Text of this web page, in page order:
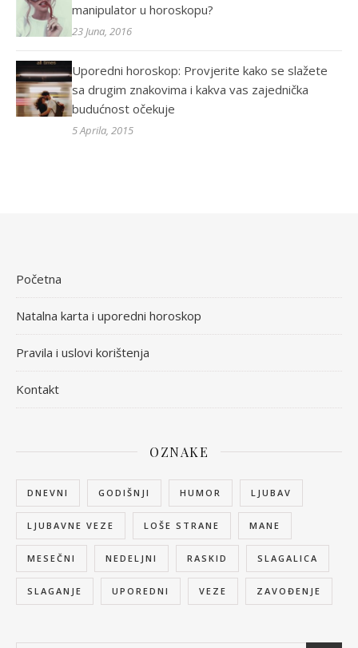
manipulator u horoskopu?
23 Juna, 2016
Uporedni horoskop: Provjerite kako se slažete
sa drugim znakovima i kakva vas zajednička
budućnost očekuje
5 Aprila, 2015
Početna
Natalna karta i uporedni horoskop
Pravila i uslovi korištenja
Kontakt
OZNAKE
DNEVNI GODIŠNJI HUMOR LJUBAV
LJUBAVNE VEZE LOŠE STRANE MANE
MESEČNI NEDELJNI RASKID SLAGALICA
SLAGANJE UPOREDNI VEZE ZAVOĐENJE